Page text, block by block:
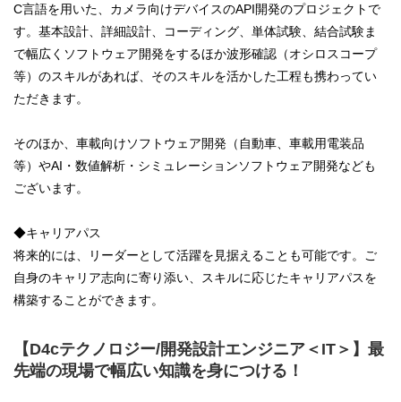
C言語を用いた、カメラ向けデバイスのAPI開発のプロジェクトで
す。基本設計、詳細設計、コーディング、単体試験、結合試験ま
で幅広くソフトウェア開発をするほか波形確認（オシロスコープ
等）のスキルがあれば、そのスキルを活かした工程も携わってい
ただきます。
そのほか、車載向けソフトウェア開発（自動車、車載用電装品
等）やAI・数値解析・シミュレーションソフトウェア開発なども
ございます。
◆キャリアパス
将来的には、リーダーとして活躍を見据えることも可能です。ご
自身のキャリア志向に寄り添い、スキルに応じたキャリアパスを
構築することができます。
【D4cテクノロジー/開発設計エンジニア＜IT＞】最
先端の現場で幅広い知識を身につける！